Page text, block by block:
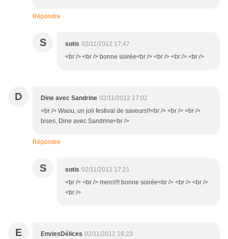
Répondre
S sotis 02/11/2012 17:47
<br /> <br /> bonne soirée<br /> <br /> <br /> <br />
D Dine avec Sandrine 02/11/2012 17:02
<br /> Waou, un joli festival de saveurs!!<br /> <br /> <br />
bises, Dine avec Sandrine<br />
Répondre
S sotis 02/11/2012 17:21
<br /> <br /> merci!!! bonne soirée<br /> <br /> <br />
<br />
E EnviesDélices 02/11/2012 16:23